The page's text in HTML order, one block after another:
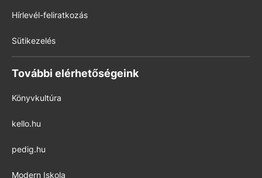
Hírlevél-feliratkozás
Sütikezelés
További elérhetőségeink
Könyvkultúra
kello.hu
pedig.hu
Modern Iskola